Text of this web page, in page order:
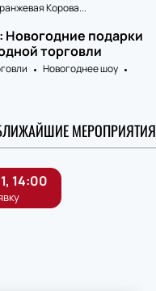
Корова...
Новогодние подарки
торговли
Новогоднее шоу
МЕРОПРИЯТИЯ